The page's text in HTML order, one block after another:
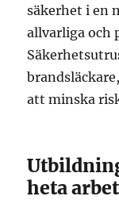
säkerhet i en
allvarliga och
att minska
heta